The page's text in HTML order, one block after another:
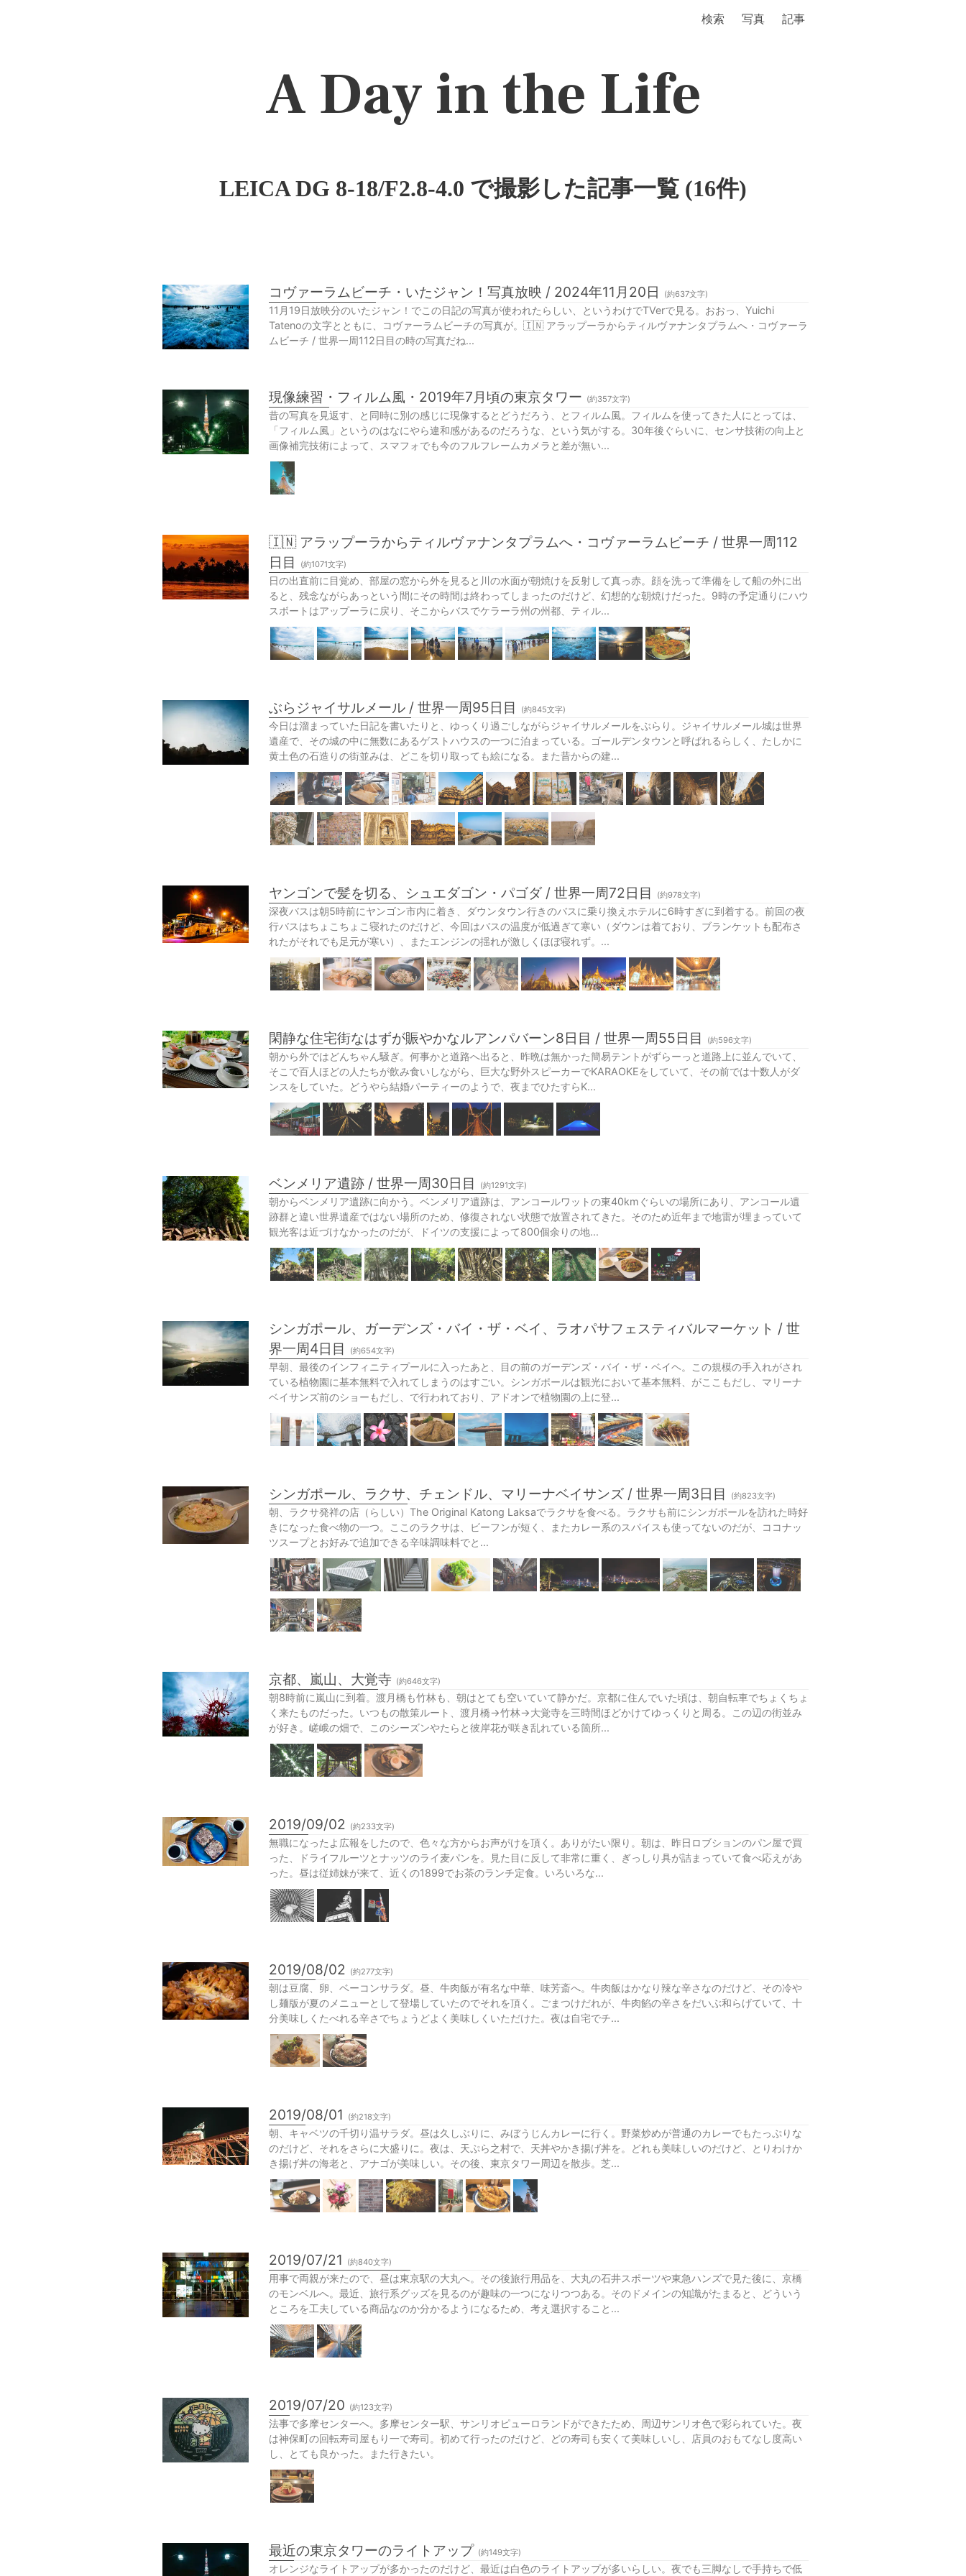
検索 写真 記事
A Day in the Life
LEICA DG 8-18/F2.8-4.0 で撮影した記事一覧 (16件)
コヴァーラムビーチ・いたジャン！写真放映 / 2024年11月20日 (約637文字)
11月19日放映分のいたジャン！でこの日記の写真が使われたらしい、というわけでTVerで見る。おおっ、Yuichi
Tatenoの文字とともに、コヴァーラムビーチの写真が。🇮🇳 アラップーラからティルヴァナンタプラムへ・コヴァーラ
ムビーチ / 世界一周112日目の時の写真だね...
現像練習・フィルム風・2019年7月頃の東京タワー (約357文字)
昔の写真を見返す、と同時に別の感じに現像するとどうだろう、とフィルム風。フィルムを使ってきた人にとっては、
「フィルム風」というのはなにやら違和感があるのだろうな、という気がする。30年後ぐらいに、センサ技術の向上と
画像補完技術によって、スマフォでも今のフルフレームカメラと差が無い...
🇮🇳 アラップーラからティルヴァナンタプラムへ・コヴァーラムビーチ / 世界一周112
日目
(約1071文字)
日の出直前に目覚め、部屋の窓から外を見ると川の水面が朝焼けを反射して真っ赤。顔を洗って準備をして船の外に出
ると、残念ながらあっという間にその時間は終わってしまったのだけど、幻想的な朝焼けだった。9時の予定通りにハウ
スボートはアップーラに戻り、そこからバスでケラーラ州の州都、ティル...
ぶらジャイサルメール / 世界一周95日目 (約845文字)
今日は溜まっていた日記を書いたりと、ゆっくり過ごしながらジャイサルメールをぶらり。ジャイサルメール城は世界
遺産で、その城の中に無数にあるゲストハウスの一つに泊まっている。ゴールデンタウンと呼ばれるらしく、たしかに
黄土色の石造りの街並みは、どこを切り取っても絵になる。また昔からの建...
ヤンゴンで髪を切る、シュエダゴン・パゴダ / 世界一周72日目 (約978文字)
深夜バスは朝5時前にヤンゴン市内に着き、ダウンタウン行きのバスに乗り換えホテルに6時すぎに到着する。前回の夜
行バスはちょこちょこ寝れたのだけど、今回はバスの温度が低過ぎて寒い（ダウンは着ており、ブランケットも配布さ
れたがそれでも足元が寒い）、またエンジンの揺れが激しくほぼ寝れず。...
閑静な住宅街なはずが賑やかなルアンパバーン8日目 / 世界一周55日目 (約596文字)
朝から外ではどんちゃん騒ぎ。何事かと道路へ出ると、昨晩は無かった簡易テントがずらーっと道路上に並んでいて、
そこで百人ほどの人たちが飲み食いしながら、巨大な野外スピーカーでKARAOKEをしていて、その前では十数人がダ
ンスをしていた。どうやら結婚パーティーのようで、夜までひたすらK...
ベンメリア遺跡 / 世界一周30日目 (約1291文字)
朝からベンメリア遺跡に向かう。ベンメリア遺跡は、アンコールワットの東40kmぐらいの場所にあり、アンコール遺
跡群と違い世界遺産ではない場所のため、修復されない状態で放置されてきた。そのため近年まで地雷が埋まっていて
観光客は近づけなかったのだが、ドイツの支援によって800個余りの地...
シンガポール、ガーデンズ・バイ・ザ・ベイ、ラオパサフェスティバルマーケット / 世
界一周4日目
(約654文字)
早朝、最後のインフィニティプールに入ったあと、目の前のガーデンズ・バイ・ザ・ベイヘ。この規模の手入れがされ
ている植物園に基本無料で入れてしまうのはすごい。シンガポールは観光において基本無料、がここもだし、マリーナ
ベイサンズ前のショーもだし、で行われており、アドオンで植物園の上に登...
シンガポール、ラクサ、チェンドル、マリーナベイサンズ / 世界一周3日目 (約823文字)
朝、ラクサ発祥の店（らしい）The Original Katong Laksaでラクサを食べる。ラクサも前にシンガポールを訪れた時好
きになった食べ物の一つ。ここのラクサは、ビーフンが短く、またカレー系のスパイスも使ってないのだが、ココナッ
ツスープとお好みで追加できる辛味調味料でと...
京都、嵐山、大覚寺 (約646文字)
朝8時前に嵐山に到着。渡月橋も竹林も、朝はとても空いていて静かだ。京都に住んでいた頃は、朝自転車でちょくちょ
く来たものだった。いつもの散策ルート、渡月橋→竹林→大覚寺を三時間ほどかけてゆっくりと周る。この辺の街並み
が好き。嵯峨の畑で、このシーズンやたらと彼岸花が咲き乱れている箇所...
2019/09/02 (約233文字)
無職になったよ広報をしたので、色々な方からお声がけを頂く。ありがたい限り。朝は、昨日ロブションのパン屋で買
った、ドライフルーツとナッツのライ麦パンを。見た目に反して非常に重く、ぎっしり具が詰まっていて食べ応えがあ
った。昼は従姉妹が来て、近くの1899でお茶のランチ定食。いろいろな...
2019/08/02 (約277文字)
朝は豆腐、卵、ベーコンサラダ。昼、牛肉飯が有名な中華、味芳斎へ。牛肉飯はかなり辣な辛さなのだけど、その冷や
し麺版が夏のメニューとして登場していたのでそれを頂く。ごまつけだれが、牛肉餡の辛さをだいぶ和らげていて、十
分美味しくたべれる辛さでちょうどよく美味しくいただけた。夜は自宅でチ...
2019/08/01 (約218文字)
朝、キャベツの千切り温サラダ。昼は久しぶりに、みぼうじんカレーに行く。野菜炒めが普通のカレーでもたっぷりな
のだけど、それをさらに大盛りに。夜は、天ぷら之村で、天丼やかき揚げ丼を。どれも美味しいのだけど、とりわけか
き揚げ丼の海老と、アナゴが美味しい。その後、東京タワー周辺を散歩。芝...
2019/07/21 (約840文字)
用事で両親が来たので、昼は東京駅の大丸へ。その後旅行用品を、大丸の石井スポーツや東急ハンズで見た後に、京橋
のモンベルへ。最近、旅行系グッズを見るのが趣味の一つになりつつある。そのドメインの知識がたまると、どういう
ところを工夫している商品なのか分かるようになるため、考え選択すること...
2019/07/20 (約123文字)
法事で多摩センターへ。多摩センター駅、サンリオピューロランドができたため、周辺サンリオ色で彩られていた。夜
は神保町の回転寿司屋もり一で寿司。初めて行ったのだけど、どの寿司も安くて美味しいし、店員のおもてなし度高い
し、とても良かった。また行きたい。
最近の東京タワーのライトアップ (約149文字)
オレンジなライトアップが多かったのだけど、最近は白色のライトアップが多いらしい。夜でも三脚なしで手持ちで低